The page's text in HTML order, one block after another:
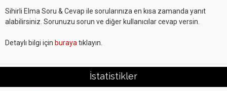
Sihirli Elma Soru & Cevap ile sorularınıza en kısa zamanda yanıt
alabilirsiniz. Sorunuzu sorun ve diğer kullanıcılar cevap versin.
Detaylı bilgi için buraya tıklayın.
İstatistikler